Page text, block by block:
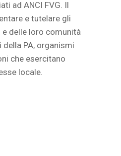
ad ANCI FVG. Il
e tutelare gli
delle loro comunità
PA, organismi
che esercitano
locale.